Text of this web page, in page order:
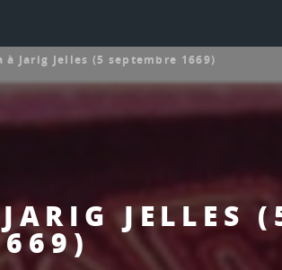
JELLES
à Jarig Jelles (5 septembre 1669)